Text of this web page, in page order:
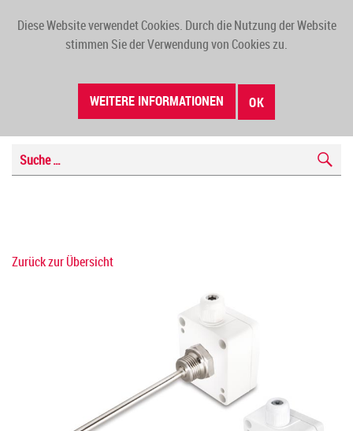
Diese Website verwendet Cookies. Durch die Nutzung der Website
stimmen Sie der Verwendung von Cookies zu.
WEITERE INFORMATIONEN OK
Zurück zur Übersicht